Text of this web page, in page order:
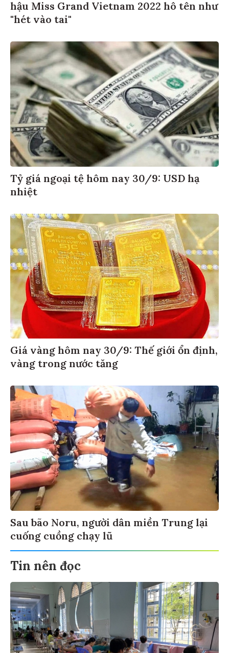
hậu Miss Grand Vietnam 2022 hô tên như
"hét vào tai"
Tỷ giá ngoại tệ hôm nay 30/9: USD hạ
nhiệt
Giá vàng hôm nay 30/9: Thế giới ổn định,
vàng trong nước tăng
Sau bão Noru, người dân miền Trung lại
cuống cuồng chạy lũ
Tin nên đọc